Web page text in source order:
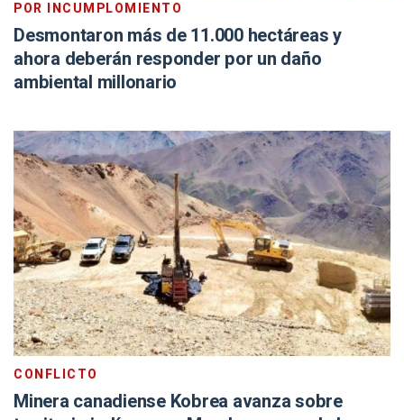
POR INCUMPLOMIENTO
Desmontaron más de 11.000 hectáreas y
ahora deberán responder por un daño
ambiental millonario
CONFLICTO
Minera canadiense Kobrea avanza sobre